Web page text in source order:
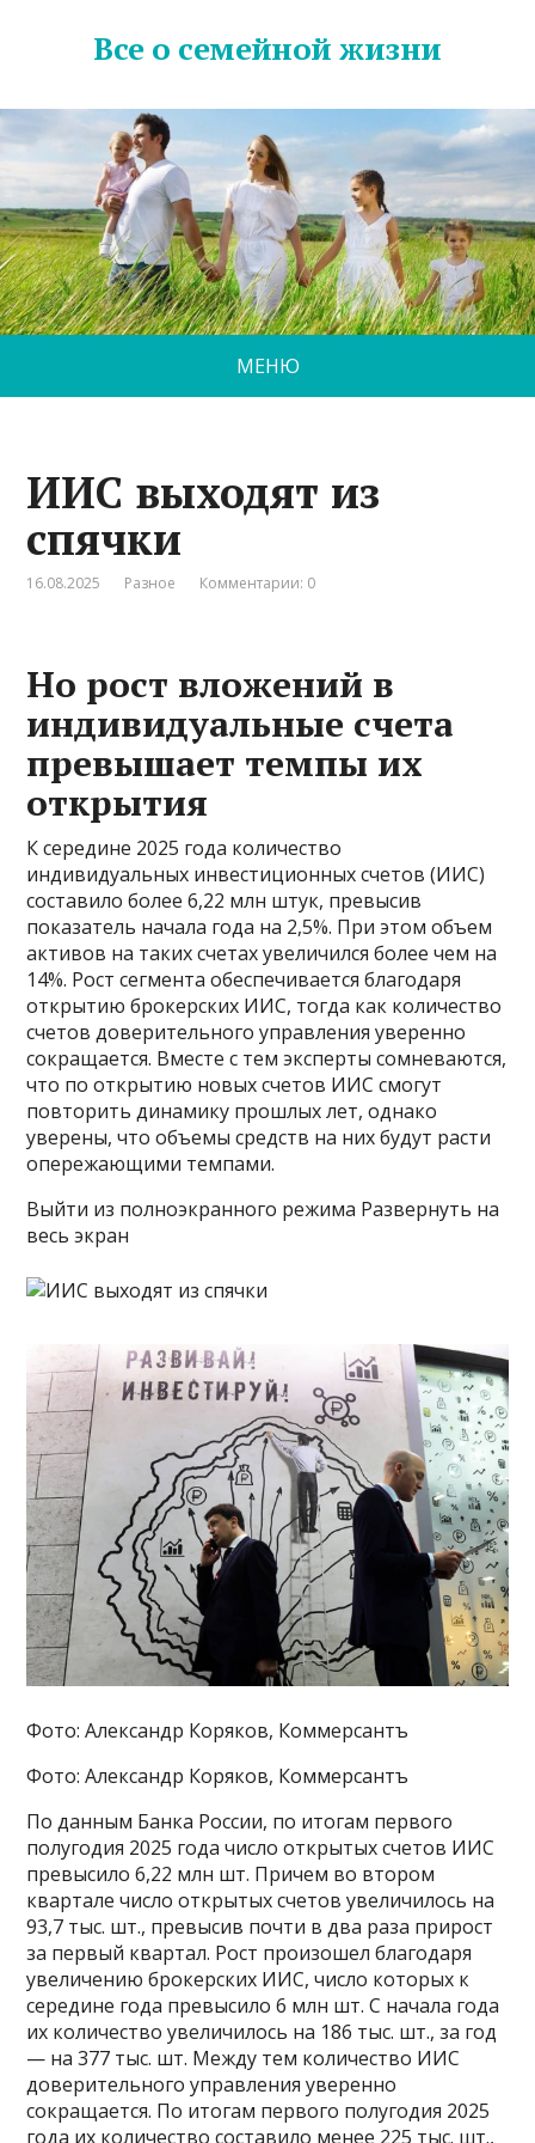
Все о семейной жизни
МЕНЮ
ИИС выходят из
спячки
16.08.2025 Разное Комментарии: 0
Но рост вложений в
индивидуальные счета
превышает темпы их
открытия
К середине 2025 года количество
индивидуальных инвестиционных счетов (ИИС)
составило более 6,22 млн штук, превысив
показатель начала года на 2,5%. При этом объем
активов на таких счетах увеличился более чем на
14%. Рост сегмента обеспечивается благодаря
открытию брокерских ИИС, тогда как количество
счетов доверительного управления уверенно
сокращается. Вместе с тем эксперты сомневаются,
что по открытию новых счетов ИИС смогут
повторить динамику прошлых лет, однако
уверены, что объемы средств на них будут расти
опережающими темпами.
Выйти из полноэкранного режима Развернуть на
весь экран
Фото: Александр Коряков, Коммерсантъ
Фото: Александр Коряков, Коммерсантъ
По данным Банка России, по итогам первого
полугодия 2025 года число открытых счетов ИИС
превысило 6,22 млн шт. Причем во втором
квартале число открытых счетов увеличилось на
93,7 тыс. шт., превысив почти в два раза прирост
за первый квартал. Рост произошел благодаря
увеличению брокерских ИИС, число которых к
середине года превысило 6 млн шт. С начала года
их количество увеличилось на 186 тыс. шт., за год
— на 377 тыс. шт. Между тем количество ИИС
доверительного управления уверенно
сокращается. По итогам первого полугодия 2025
года их количество составило менее 225 тыс. шт.,